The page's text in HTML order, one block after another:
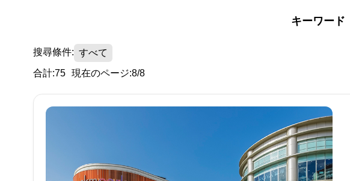
キーワード
搜尋條件: すべて
合計:75 現在のページ:8/8